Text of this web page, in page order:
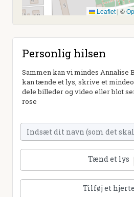
Leaflet |©
Personlig hilsen
Sammen kan vi mindes Annalise
kan tænde et lys, skrive et
dele billeder og video eller blot
rose
Tænd et lys
Tilføj et hjerte